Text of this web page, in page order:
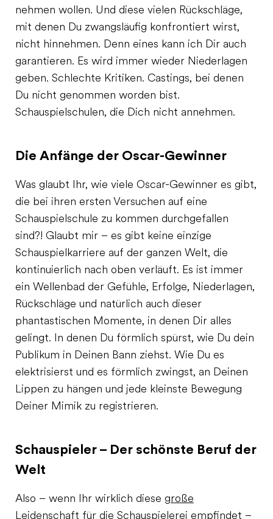
nehmen wollen. Und diese vielen Rückschläge,
mit denen Du zwangsläufig konfrontiert wirst,
nicht hinnehmen. Denn eines kann ich Dir auch
garantieren. Es wird immer wieder Niederlagen
geben. Schlechte Kritiken. Castings, bei denen
Du nicht genommen worden bist.
Schauspielschulen, die Dich nicht annehmen.
Die Anfänge der Oscar-Gewinner
Was glaubt Ihr, wie viele Oscar-Gewinner es gibt,
die bei ihren ersten Versuchen auf eine
Schauspielschule zu kommen durchgefallen
sind?! Glaubt mir – es gibt keine einzige
Schauspielkarriere auf der ganzen Welt, die
kontinuierlich nach oben verläuft. Es ist immer
ein Wellenbad der Gefühle, Erfolge, Niederlagen,
Rückschläge und natürlich auch dieser
phantastischen Momente, in denen Dir alles
gelingt. In denen Du förmlich spürst, wie Du dein
Publikum in Deinen Bann ziehst. Wie Du es
elektrisierst und es förmlich zwingst, an Deinen
Lippen zu hängen und jede kleinste Bewegung
Deiner Mimik zu registrieren.
Schauspieler – Der schönste Beruf der
Welt
Also – wenn Ihr wirklich diese große
Leidenschaft für die Schauspielerei empfindet –